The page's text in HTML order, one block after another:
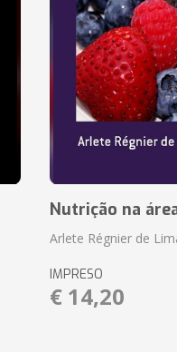
Nutrição na
Arlete Régnier de
IMPRESO
€ 14,20